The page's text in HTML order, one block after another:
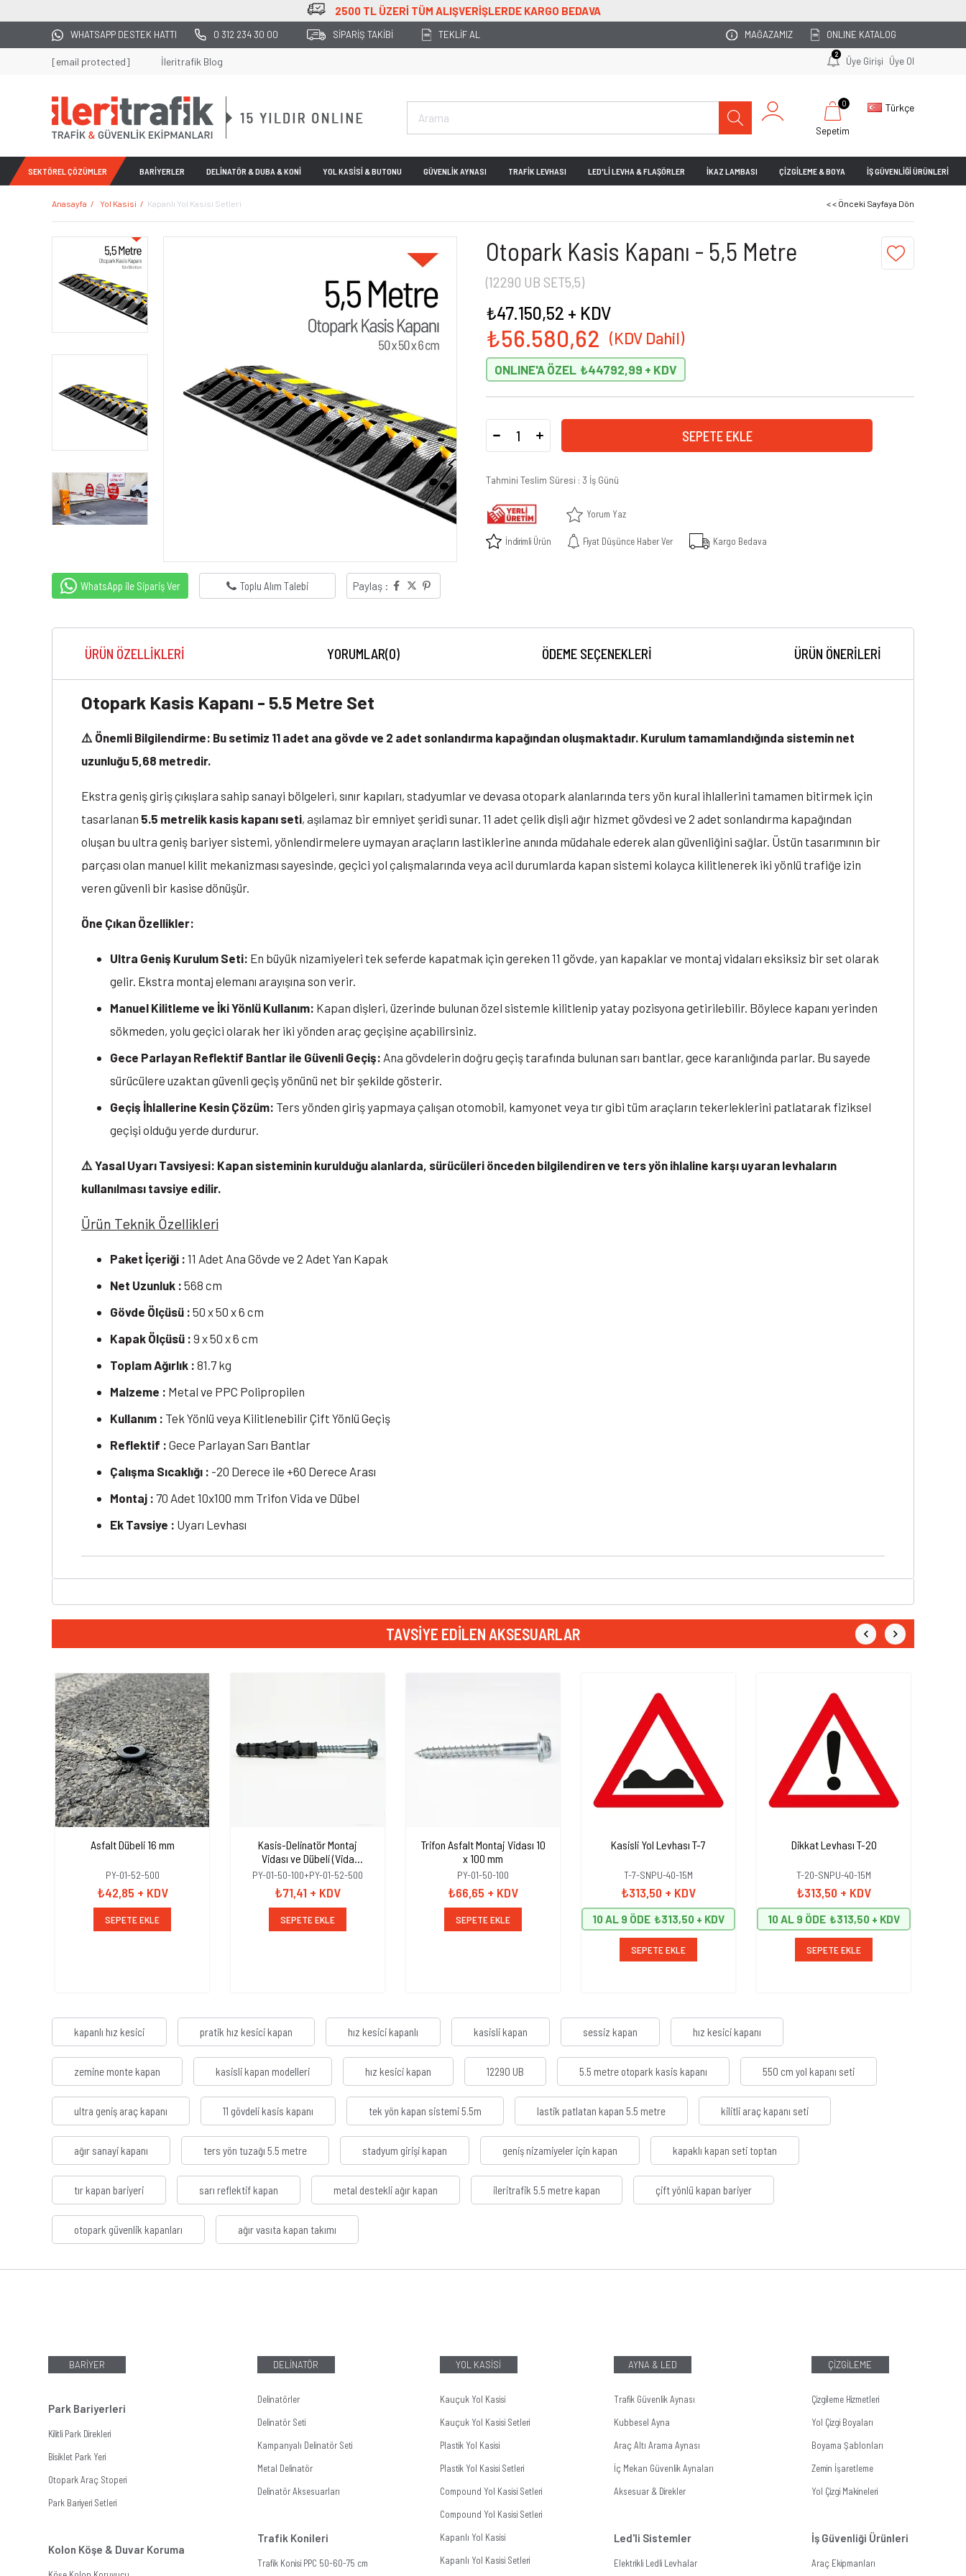
2500 TL ÜZERİ TÜM ALIŞVERİŞLERDE KARGO BEDAVA
WHATSAPP DESTEK HATTI 0 312 234 30 00 SİPARİŞ TAKİBİ TEKLİF AL MAĞAZAMIZ ONLINE KATALOG
[email protected] İleritrafik Blog
2
Üye Girişi Üye Ol
Türkçe
Sepetim
0
SEKTÖREL ÇÖZÜMLER BARİYERLER DELİNATÖR & DUBA & KONİ YOL KASİSİ & BUTONU GÜVENLİK AYNASI TRAFİK LEVHASI LED'Lİ LEVHA & FLAŞÖRLER İKAZ LAMBASI ÇİZGİLEME & BOYA İŞ GÜVENLİĞİ ÜRÜNLERİ
Anasayfa Yol Kasisi Kapanlı Yol Kasisi Setleri < < Önceki Sayfaya Dön
WhatsApp ile Sipariş Ver Toplu Alım Talebi Paylaş :
Otopark Kasis Kapanı - 5,5 Metre
(12290 UB SET5,5)
₺56.580,62
₺47.150,52 + KDV
ONLINE'A ÖZEL ₺44792,99
Tahmini Teslim Süresi : 3 İş Günü
Yorum Yaz
İndirimli Ürün Fiyat Düşünce Haber Ver Kargo Bedava
ÜRÜN ÖZELLIKLERI YORUMLAR(0) ÖDEME SEÇENEKLERI ÜRÜN ÖNERILERI
Otopark Kasis Kapanı - 5.5 Metre Set
⚠️ Önemli Bilgilendirme: Bu setimiz 11 adet ana gövde ve 2 adet sonlandırma kapağından oluşmaktadır. Kurulum tamamlandığında sistemin net
uzunluğu 5,68 metredir.
Ekstra geniş giriş çıkışlara sahip sanayi bölgeleri, sınır kapıları, stadyumlar ve devasa otopark alanlarında ters yön kural ihlallerini tamamen bitirmek için
tasarlanan 5.5 metrelik kasis kapanı seti, aşılamaz bir emniyet şeridi sunar. 11 adet çelik dişli ağır hizmet gövdesi ve 2 adet sonlandırma kapağından
oluşan bu ultra geniş bariyer sistemi, yönlendirmelere uymayan araçların lastiklerine anında müdahale ederek alan güvenliğini sağlar. Üstün tasarımının bir
parçası olan manuel kilit mekanizması sayesinde, geçici yol çalışmalarında veya acil durumlarda kapan sistemi kolayca kilitlenerek iki yönlü trafiğe izin
veren güvenli bir kasise dönüşür.
Öne Çıkan Özellikler:
Ultra Geniş Kurulum Seti: En büyük nizamiyeleri tek seferde kapatmak için gereken 11 gövde, yan kapaklar ve montaj vidaları eksiksiz bir set olarak
gelir. Ekstra montaj elemanı arayışına son verir.
Manuel Kilitleme ve İki Yönlü Kullanım: Kapan dişleri, üzerinde bulunan özel sistemle kilitlenip yatay pozisyona getirilebilir. Böylece kapanı yerinden
sökmeden, yolu geçici olarak her iki yönden araç geçişine açabilirsiniz.
Gece Parlayan Reflektif Bantlar ile Güvenli Geçiş: Ana gövdelerin doğru geçiş tarafında bulunan sarı bantlar, gece karanlığında parlar. Bu sayede
sürücülere uzaktan güvenli geçiş yönünü net bir şekilde gösterir.
Geçiş İhlallerine Kesin Çözüm: Ters yönden giriş yapmaya çalışan otomobil, kamyonet veya tır gibi tüm araçların tekerleklerini patlatarak fiziksel
geçişi olduğu yerde durdurur.
⚠️ Yasal Uyarı Tavsiyesi: Kapan sisteminin kurulduğu alanlarda, sürücüleri önceden bilgilendiren ve ters yön ihlaline karşı uyaran levhaların
kullanılması tavsiye edilir.
Ürün Teknik Özellikleri
Paket İçeriği : 11 Adet Ana Gövde ve 2 Adet Yan Kapak
Net Uzunluk : 568 cm
Gövde Ölçüsü : 50 x 50 x 6 cm
Kapak Ölçüsü : 9 x 50 x 6 cm
Toplam Ağırlık : 81.7 kg
Malzeme : Metal ve PPC Polipropilen
Kullanım : Tek Yönlü veya Kilitlenebilir Çift Yönlü Geçiş
Reflektif : Gece Parlayan Sarı Bantlar
Çalışma Sıcaklığı : -20 Derece ile +60 Derece Arası
Montaj : 70 Adet 10x100 mm Trifon Vida ve Dübel
Ek Tavsiye : Uyarı Levhası
TAVSIYE EDILEN AKSESUARLAR
Asfalt Dübeli 16 mm
PY-01-52-500
₺42,85 + KDV
SEPETE EKLE
Kasis-Delinatör Montaj
Vidası ve Dübeli (Vida
10x100mm+Dübel 16mm)
PY-01-50-100+PY-01-52-500
₺71,41 + KDV
SEPETE EKLE
Trifon Asfalt Montaj Vidası 10
x 100 mm
PY-01-50-100
₺66,65 + KDV
SEPETE EKLE
Kasisli Yol Levhası T-7
T-7-SNPU-40-15M
₺313,50 + KDV
10 AL 9 ÖDE ₺313,50
SEPETE EKLE
Dikkat Levhası T-20
T-20-SNPU-40-15M
₺313,50 + KDV
10 AL 9 ÖDE ₺313,50
SEPETE EKLE
kapanlı hız kesici pratik hız kesici kapan hız kesici kapanlı kasisli kapan sessiz kapan hız kesici kapanı
zemine monte kapan kasisli kapan modelleri hız kesici kapan 12290 UB 5.5 metre otopark kasis kapanı 550 cm yol kapanı seti
ultra geniş araç kapanı 11 gövdeli kasis kapanı tek yön kapan sistemi 5.5m lastik patlatan kapan 5.5 metre kilitli araç kapanı seti
ağır sanayi kapanı ters yön tuzağı 5.5 metre stadyum girişi kapan geniş nizamiyeler için kapan kapaklı kapan seti toptan
tır kapan bariyeri sarı reflektif kapan metal destekli ağır kapan ileritrafik 5.5 metre kapan çift yönlü kapan bariyer
otopark güvenlik kapanları ağır vasıta kapan takımı
BARİYER
Park Bariyerleri
Kilitli Park Direkleri
Bisiklet Park Yeri
Otopark Araç Stoperi
Park Bariyeri Setleri
Kolon Köşe & Duvar Koruma
DELİNATÖR
Delinatörler
Delinatör Seti
Kampanyalı Delinatör Seti
Metal Delinatör
Delinatör Aksesuarları
Trafik Konileri
Trafik Konisi PPC 50-60-75 cm
YOL KASİSİ
Kauçuk Yol Kasisi
Kauçuk Yol Kasisi Setleri
Plastik Yol Kasisi
Plastik Yol Kasisi Setleri
Compound Yol Kasisi Setleri
Compound Yol Kasisi Setleri
Kapanlı Yol Kasisi
Kapanlı Yol Kasisi Setleri
AYNA & LED
Trafik Güvenlik Aynası
Kubbesel Ayna
Araç Altı Arama Aynası
İç Mekan Güvenlik Aynaları
Aksesuar & Direkler
Led'li Sistemler
Elektrikli Ledli Levhalar
ÇİZGİLEME
Çizgileme Hizmetleri
Yol Çizgi Boyaları
Boyama Şablonları
Zemin İşaretleme
Yol Çizgi Makineleri
İş Güvenliği Ürünleri
Araç Ekipmanları